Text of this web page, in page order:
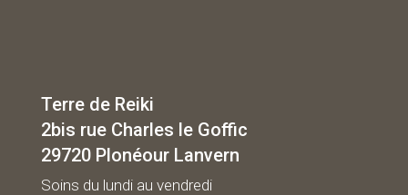
Terre de Reiki
2bis rue Charles le Goffic
29720 Plonéour Lanvern
Soins du lundi au vendredi